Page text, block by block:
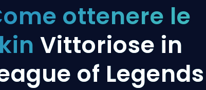
ottenere le
Vittoriose in
of Legends